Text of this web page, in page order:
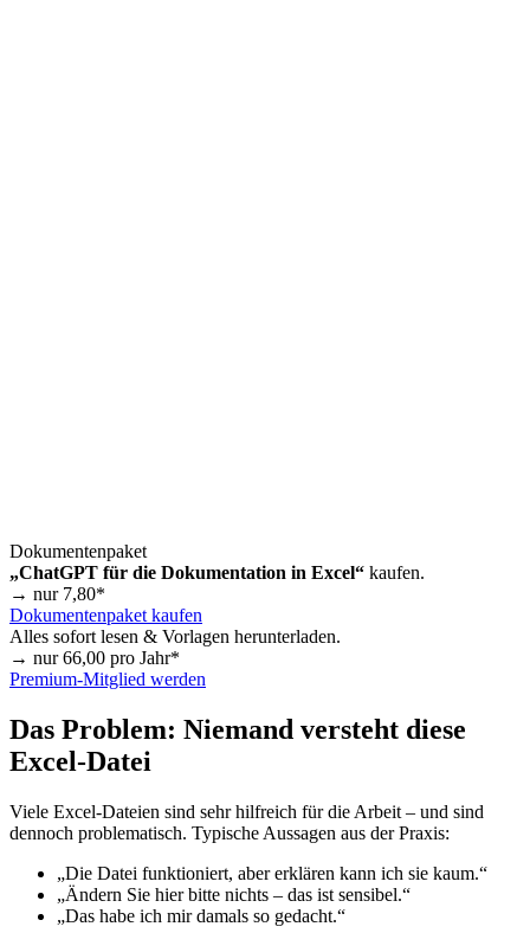
Dokumentenpaket
„ChatGPT für die Dokumentation in Excel“ kaufen.
→ nur 7,80*
Dokumentenpaket kaufen
Alles sofort lesen & Vorlagen herunterladen.
→ nur66,00 pro Jahr*
Premium-Mitglied werden
Das Problem: Niemand versteht diese
Excel-Datei
Viele Excel-Dateien sind sehr hilfreich für die Arbeit – und sind
dennoch problematisch. Typische Aussagen aus der Praxis:
„Die Datei funktioniert, aber erklären kann ich sie kaum.“
„Ändern Sie hier bitte nichts – das ist sensibel.“
„Das habe ich mir damals so gedacht.“